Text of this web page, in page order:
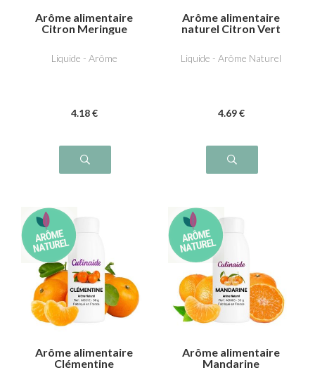
Arôme alimentaire
Citron Meringue
Liquide - Arôme
4.18 €
Arôme alimentaire
naturel Citron Vert
Liquide - Arôme Naturel
4.69 €
Arôme alimentaire
Clémentine
Arôme alimentaire
Mandarine